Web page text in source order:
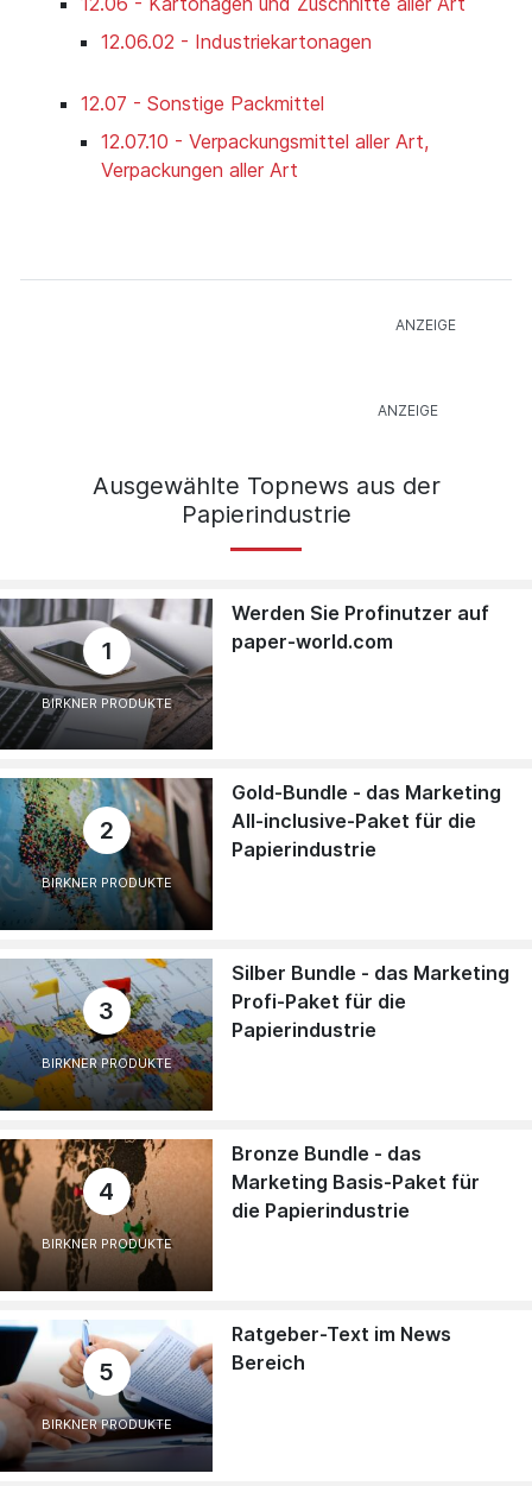
12.06.02 - Industriekartonagen
12.07 - Sonstige Packmittel
12.07.10 - Verpackungsmittel aller Art,
Verpackungen aller Art
Ausgewählte Topnews aus der
Papierindustrie
1
BIRKNER PRODUKTE
Werden Sie Profinutzer auf
paper-world.com
2
BIRKNER PRODUKTE
Gold-Bundle - das Marketing
All-inclusive-Paket für die
Papierindustrie
3
BIRKNER PRODUKTE
Silber Bundle - das Marketing
Profi-Paket für die
Papierindustrie
4
BIRKNER PRODUKTE
Bronze Bundle - das
Marketing Basis-Paket für
die Papierindustrie
5
BIRKNER PRODUKTE
Ratgeber-Text im News
Bereich